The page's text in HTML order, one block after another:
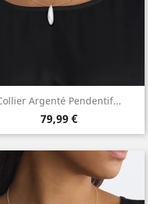
Argenté Pendentif...
Prix
79,99 €